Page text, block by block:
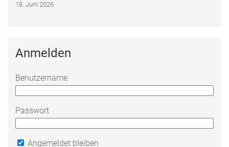
18. Juni 2026
Anmelden
Benutzername
Passwort
Angemeldet bleiben